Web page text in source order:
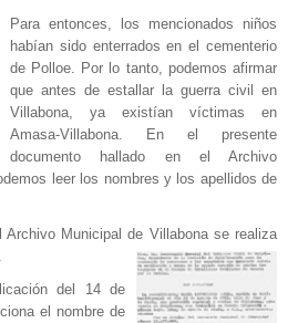
Para entonces, los mencionados niños
habían sido enterrados en el cementerio
de Polloe. Por lo tanto, podemos afirmar
que antes de estallar la guerra civil en
Villabona, ya existían víctimas en
Amasa-Villabona. En el presente
documento hallado en el Archivo
leer los nombres y los apellidos de
Municipal de Villabona se realiza
del 14 de
el nombre de